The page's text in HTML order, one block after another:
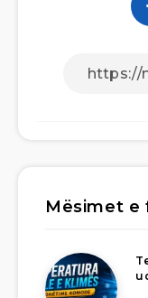
Mësimet e